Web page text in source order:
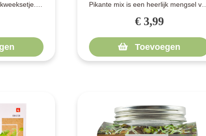
Pikante mix is een heerlijk mengsel van
€ 3,99
Toevoegen